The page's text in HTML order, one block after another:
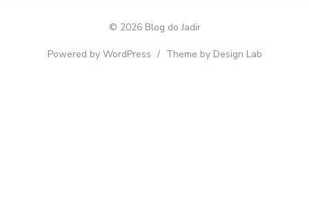
© 2026 Blog do Jadir
Powered by WordPress / Theme by Design Lab